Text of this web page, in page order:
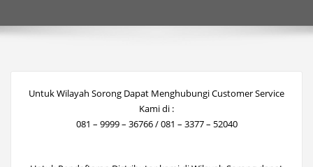
Untuk Wilayah Sorong Dapat Menghubungi Customer Service
Kami di :
081 – 9999 – 36766 / 081 – 3377 – 52040